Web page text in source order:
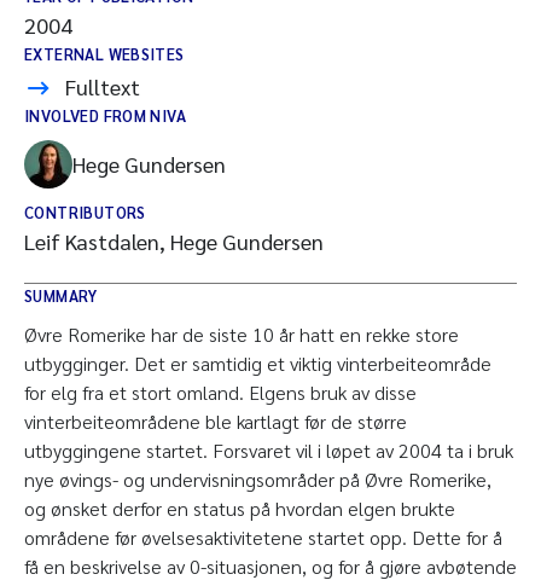
2004
EXTERNAL WEBSITES
Fulltext
INVOLVED FROM NIVA
Hege Gundersen
CONTRIBUTORS
Leif Kastdalen, Hege Gundersen
SUMMARY
Øvre Romerike har de siste 10 år hatt en rekke store
utbygginger. Det er samtidig et viktig vinterbeiteområde
for elg fra et stort omland. Elgens bruk av disse
vinterbeiteområdene ble kartlagt før de større
utbyggingene startet. Forsvaret vil i løpet av 2004 ta i bruk
nye øvings- og undervisningsområder på Øvre Romerike,
og ønsket derfor en status på hvordan elgen brukte
områdene før øvelsesaktivitetene startet opp. Dette for å
få en beskrivelse av 0-situasjonen, og for å gjøre avbøtende